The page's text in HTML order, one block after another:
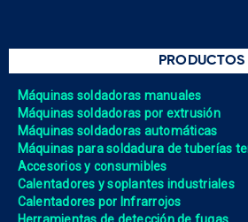
PRODUCTOS
Máquinas soldadoras manuales
Máquinas soldadoras por extrusión
Máquinas soldadoras automáticas
Máquinas para soldadura de tuberías
Accesorios y consumibles
Calentadores y soplantes industriales
Calentadores por Infrarrojos